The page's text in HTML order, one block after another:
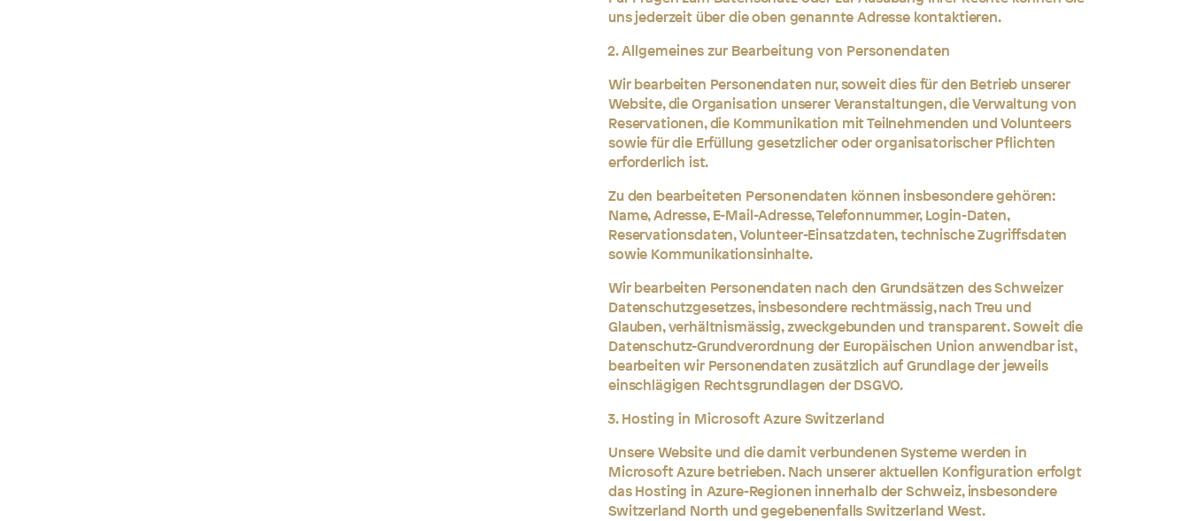
uns jederzeit über die oben genannte Adresse kontaktieren.
Allgemeines zur Bearbeitung von Personendaten
Wir bearbeiten Personendaten nur, soweit dies für den Betrieb unserer
Website, die Organisation unserer Veranstaltungen, die Verwaltung von
Reservationen, die Kommunikation mit Teilnehmenden und Volunteers
sowie für die Erfüllung gesetzlicher oder organisatorischer Pflichten
erforderlich ist.
Zu den bearbeiteten Personendaten können insbesondere gehören:
Name, Adresse, E-Mail-Adresse, Telefonnummer, Login-Daten,
Reservationsdaten, Volunteer-Einsatzdaten, technische Zugriffsdaten
sowie Kommunikationsinhalte.
Wir bearbeiten Personendaten nach den Grundsätzen des Schweizer
Datenschutzgesetzes, insbesondere rechtmässig, nach Treu und
Glauben, verhältnismässig, zweckgebunden und transparent. Soweit die
Datenschutz-Grundverordnung der Europäischen Union anwendbar ist,
bearbeiten wir Personendaten zusätzlich auf Grundlage der jeweils
einschlägigen Rechtsgrundlagen der DSGVO.
Hosting in Microsoft Azure Switzerland
Unsere Website und die damit verbundenen Systeme werden in
Microsoft Azure betrieben. Nach unserer aktuellen Konfiguration erfolgt
das Hosting in Azure-Regionen innerhalb der Schweiz, insbesondere
Switzerland North und gegebenenfalls Switzerland West.